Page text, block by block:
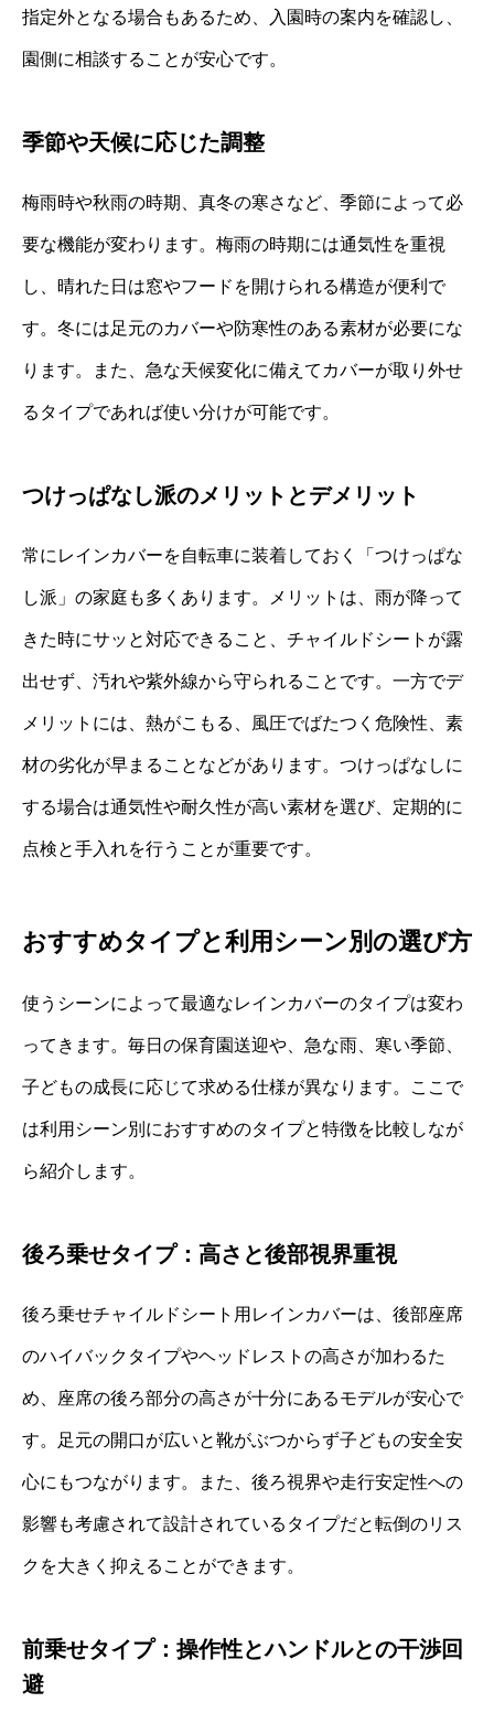
指定外となる場合もあるため、入園時の案内を確認し、
園側に相談することが安心です。
季節や天候に応じた調整
梅雨時や秋雨の時期、真冬の寒さなど、季節によって必
要な機能が変わります。梅雨の時期には通気性を重視
し、晴れた日は窓やフードを開けられる構造が便利で
す。冬には足元のカバーや防寒性のある素材が必要にな
ります。また、急な天候変化に備えてカバーが取り外せ
るタイプであれば使い分けが可能です。
つけっぱなし派のメリットとデメリット
常にレインカバーを自転車に装着しておく「つけっぱな
し派」の家庭も多くあります。メリットは、雨が降って
きた時にサッと対応できること、チャイルドシートが露
出せず、汚れや紫外線から守られることです。一方でデ
メリットには、熱がこもる、風圧でばたつく危険性、素
材の劣化が早まることなどがあります。つけっぱなしに
する場合は通気性や耐久性が高い素材を選び、定期的に
点検と手入れを行うことが重要です。
おすすめタイプと利用シーン別の選び方
使うシーンによって最適なレインカバーのタイプは変わ
ってきます。毎日の保育園送迎や、急な雨、寒い季節、
子どもの成長に応じて求める仕様が異なります。ここで
は利用シーン別におすすめのタイプと特徴を比較しなが
ら紹介します。
後ろ乗せタイプ：高さと後部視界重視
後ろ乗せチャイルドシート用レインカバーは、後部座席
のハイバックタイプやヘッドレストの高さが加わるた
め、座席の後ろ部分の高さが十分にあるモデルが安心で
す。足元の開口が広いと靴がぶつからず子どもの安全安
心にもつながります。また、後ろ視界や走行安定性への
影響も考慮されて設計されているタイプだと転倒のリス
クを大きく抑えることができます。
前乗せタイプ：操作性とハンドルとの干渉回
避